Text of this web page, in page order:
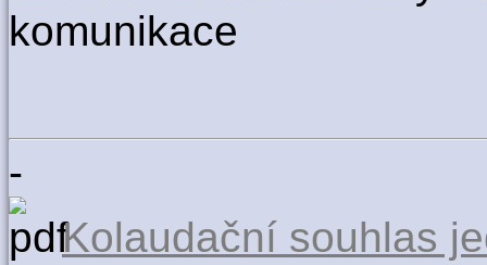
komunikace
-
Kolaudační souhlas